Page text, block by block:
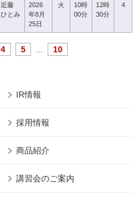
近藤
ひとみ
2026
年8月
25日
火
10時
00分
12時
30分
4
4 5 10
IR情報
採用情報
商品紹介
講習会のご案内